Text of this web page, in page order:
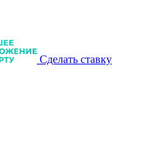
Сделать ставку